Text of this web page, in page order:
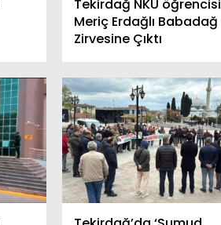
Tekirdağ NKÜ öğrencisi
Meriç Erdağlı Babadağ
Zirvesine Çıktı